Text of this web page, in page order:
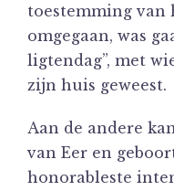
toestemming van
omgegaan, was
ligtendag”, met
zijn huis geweest.
Aan de andere
van Eer en
honorableste